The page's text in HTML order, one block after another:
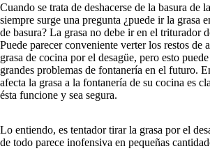
Cuando se trata de deshacerse de la basura de
siempre surge una pregunta ¿puede ir la grasa
de basura? La grasa no debe ir en el triturador
Puede parecer conveniente verter los restos de
grasa de cocina por el desagüe, pero esto
grandes problemas de fontanería en el futuro.
afecta la grasa a la fontanería de su cocina es
ésta funcione y sea segura.
Lo entiendo, es tentador tirar la grasa por el
de todo parece inofensiva en pequeñas